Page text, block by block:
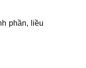
phần, liều